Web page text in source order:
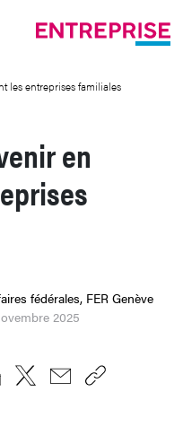
les entreprises familiales
en
fédérales, FER Genève
2025